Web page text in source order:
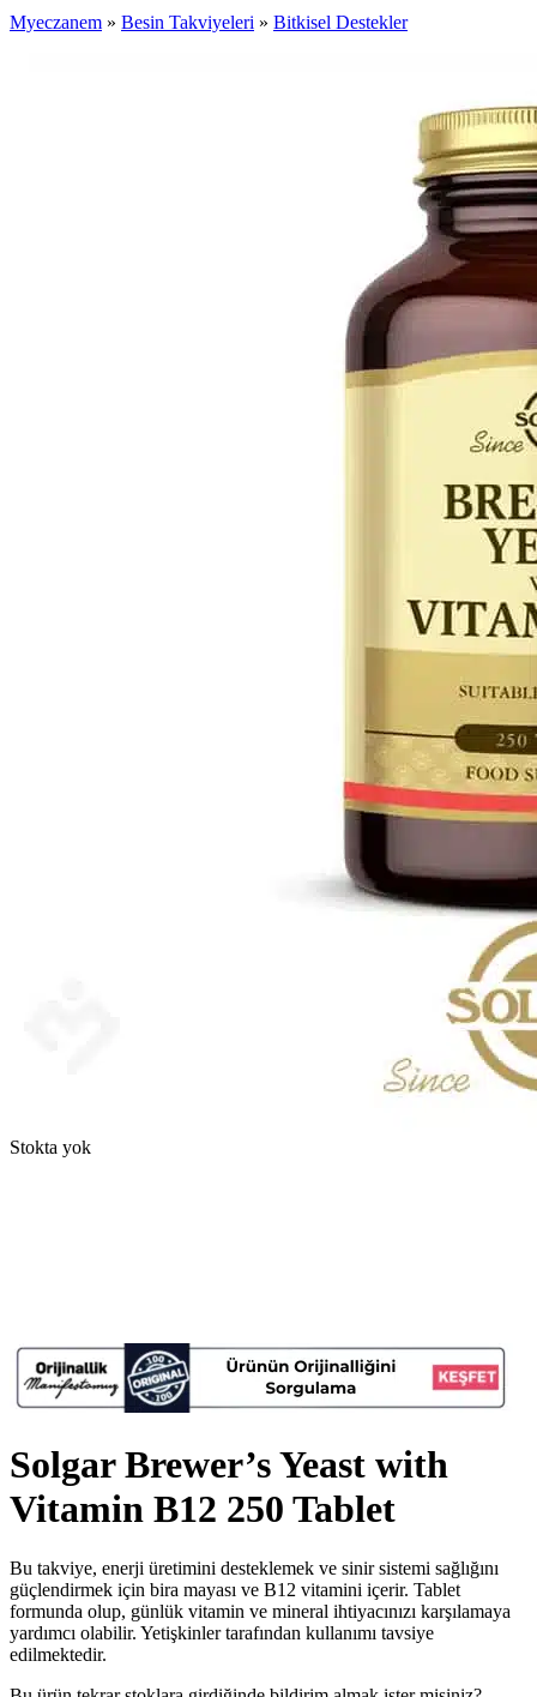
Myeczanem » Besin Takviyeleri » Bitkisel Destekler
Stokta yok
Solgar Brewer’s Yeast with
Vitamin B12 250 Tablet
Bu takviye, enerji üretimini desteklemek ve sinir sistemi sağlığını
güçlendirmek için bira mayası ve B12 vitamini içerir. Tablet
formunda olup, günlük vitamin ve mineral ihtiyacınızı karşılamaya
yardımcı olabilir. Yetişkinler tarafından kullanımı tavsiye
edilmektedir.